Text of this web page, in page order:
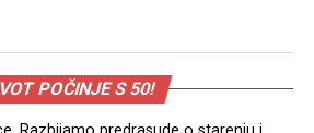
POČINJE S 50!